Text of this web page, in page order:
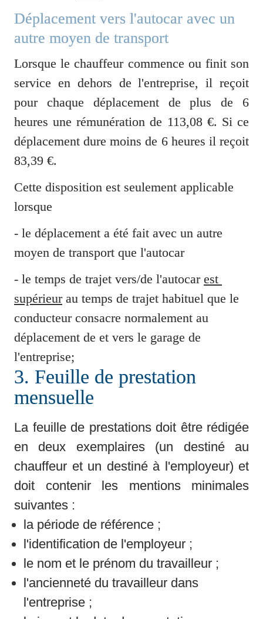
Déplacement vers l'autocar avec un
autre moyen de transport
Lorsque le chauffeur commence ou finit son
service en dehors de l'entreprise, il reçoit
pour chaque déplacement de plus de 6
heures une rémunération de 113,08 €. Si ce
déplacement dure moins de 6 heures il reçoit
83,39 €.
Cette disposition est seulement applicable
lorsque
- le déplacement a été fait avec un autre
moyen de transport que l'autocar
- le temps de trajet vers/de l'autocar est
supérieur au temps de trajet habituel que le
conducteur consacre normalement au
déplacement de et vers le garage de
l'entreprise;
3. Feuille de prestation
mensuelle
La feuille de prestations doit être rédigée
en deux exemplaires (un destiné au
chauffeur et un destiné à l'employeur) et
doit contenir les mentions minimales
suivantes :
la période de référence ;
l'identification de l'employeur ;
le nom et le prénom du travailleur ;
l'ancienneté du travailleur dans
l'entreprise ;